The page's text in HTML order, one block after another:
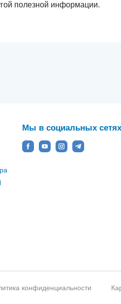
полезной информации.
Мы в социальных сетях
конфиденциальности